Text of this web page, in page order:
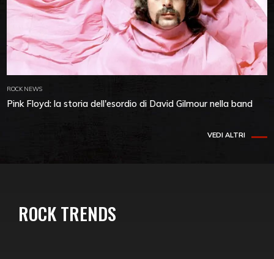
ROCK NEWS
Pink Floyd: la storia dell'esordio di David Gilmour nella band
VEDI ALTRI
ROCK TRENDS